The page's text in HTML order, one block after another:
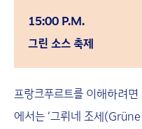
15:00 P.M.
그린 소스 축제
프랑크푸르트를 이해하려
에서는 ‘그뤼네 조세